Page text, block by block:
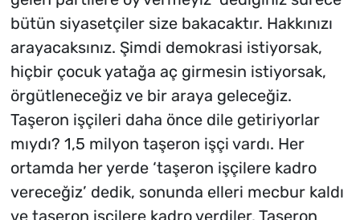
bütün siyasetçiler size bakacaktır. Hakkınızı
arayacaksınız. Şimdi demokrasi istiyorsak,
hiçbir çocuk yatağa aç girmesin istiyorsak,
örgütleneceğiz ve bir araya geleceğiz.
Taşeron işçileri daha önce dile getiriyorlar
mıydı? 1,5 milyon taşeron işçi vardı. Her
ortamda her yerde ‘taşeron işçilere kadro
vereceğiz’ dedik, sonunda elleri mecbur kaldı
ve taşeron işçilere kadro verdiler. Taşeron